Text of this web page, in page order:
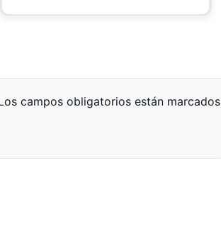
campos obligatorios están marcados